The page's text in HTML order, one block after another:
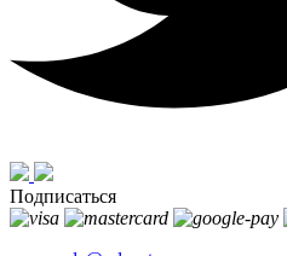
Подписаться